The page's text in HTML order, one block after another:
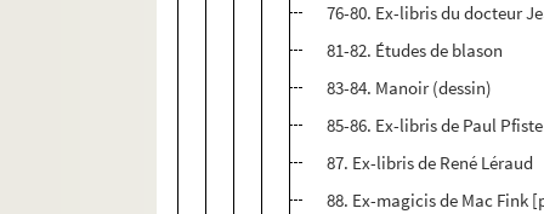
76-80. Ex-libris du docteur
81-82. Études de blason
83-84. Manoir (dessin)
85-86. Ex-libris de Paul
87. Ex-libris de René Léraud
88. Ex-magicis de Mac Fink